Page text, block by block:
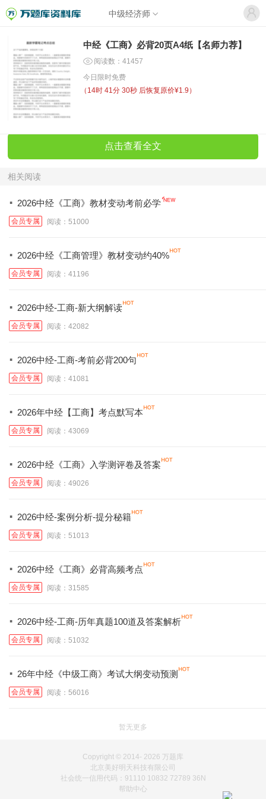
中级经济师
中经《工商》必背20页A4纸【名师力荐】
阅读数：41457
今日限时免费
（ 14时 41分 30秒 后恢复原价¥1.9）
点击查看全文
相关阅读
· 2026中经《工商》教材变动考前必学
会员专属 阅读：51000
· 2026中经《工商管理》教材变动约40%
会员专属 阅读：41196
· 2026中经-工商-新大纲解读
会员专属 阅读：42082
· 2026中经-工商-考前必背200句
会员专属 阅读：41081
· 2026年中经【工商】考点默写本
会员专属 阅读：43069
· 2026中经《工商》入学测评卷及答案
会员专属 阅读：49026
· 2026中经-案例分析-提分秘籍
会员专属 阅读：51013
· 2026中经《工商》必背高频考点
会员专属 阅读：31585
· 2026中经-工商-历年真题100道及答案解析
会员专属 阅读：51032
· 26年中经《中级工商》考试大纲变动预测
会员专属 阅读：56016
暂无更多
Copyright © 2014- 2026 万题库
北京美好明天科技有限公司
社会统一信用代码：91110 10832 72789 36N
帮助中心